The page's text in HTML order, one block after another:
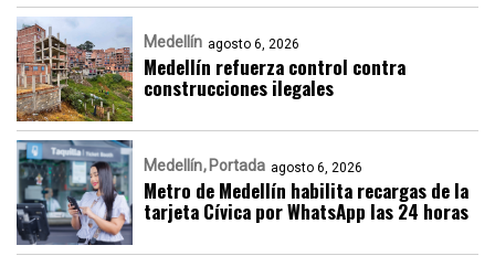
Medellín agosto 6, 2026
Medellín refuerza control contra
construcciones ilegales
Medellín Portada agosto 6, 2026
Metro de Medellín habilita recargas de la
tarjeta Cívica por WhatsApp las 24 horas